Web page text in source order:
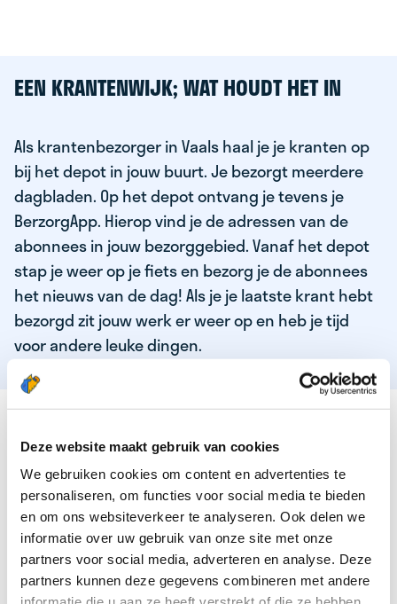
Deze website maakt gebruik van cookies
We gebruiken cookies om content en advertenties te
personaliseren, om functies voor social media te bieden
en om ons websiteverkeer te analyseren. Ook delen we
informatie over uw gebruik van onze site met onze
partners voor social media, adverteren en analyse. Deze
partners kunnen deze gegevens combineren met andere
EEN KRANTENWIJK; WAT HOUDT HET IN
Als krantenbezorger in Vaals haal je je kranten op
bij het depot in jouw buurt. Je bezorgt meerdere
dagbladen. Op het depot ontvang je tevens je
BerzorgApp. Hierop vind je de adressen van de
abonnees in jouw bezorggebied. Vanaf het depot
stap je weer op je fiets en bezorg je de abonnees
het nieuws van de dag! Als je je laatste krant hebt
bezorgd zit jouw werk er weer op en heb je tijd
voor andere leuke dingen.
DEZE KWALITEITEN HEEFT ONZE TOP
KRANTENBEZORGER
Je bent verantwoordelijk en zelfstandig
Je houdt van lekker bewegen in de frisse lucht
Je houdt vooral van fijn werk dat lekker bijverdient!
Je wordt blij van het bezorgen van het laatste nieuws